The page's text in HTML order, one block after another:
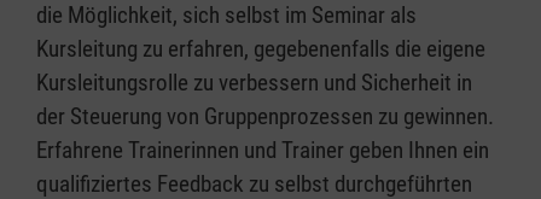
die Möglichkeit, sich selbst im Seminar als
Kursleitung zu erfahren, gegebenenfalls die eigene
Kursleitungsrolle zu verbessern und Sicherheit in
der Steuerung von Gruppenprozessen zu gewinnen.
Erfahrene Trainerinnen und Trainer geben Ihnen ein
qualifiziertes Feedback zu selbst durchgeführten